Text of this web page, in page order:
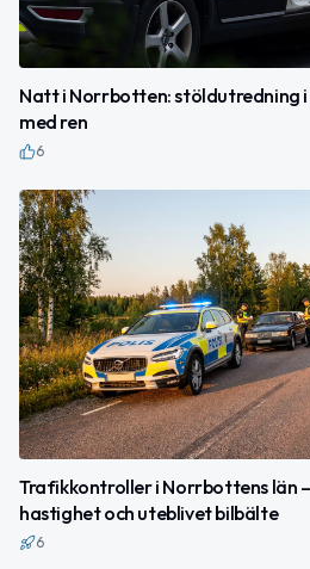
Natt i Norrbotten: stöldutredning i
med ren
6
Trafikkontroller i Norrbottens län
hastighet och uteblivet bilbälte
6